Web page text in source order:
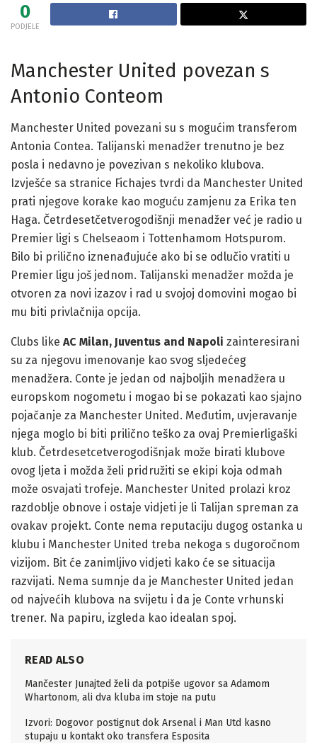
0
PODJELE
Manchester United povezan s
Antonio Conteom
Manchester United povezani su s mogućim transferom
Antonia Contea. Talijanski menadžer trenutno je bez
posla i nedavno je povezivan s nekoliko klubova.
Izvješće sa stranice Fichajes tvrdi da Manchester United
prati njegove korake kao moguću zamjenu za Erika ten
Haga. Četrdesetčetverogodišnji menadžer već je radio u
Premier ligi s Chelseaom i Tottenhamom Hotspurom.
Bilo bi prilično iznenađujuće ako bi se odlučio vratiti u
Premier ligu još jednom. Talijanski menadžer možda je
otvoren za novi izazov i rad u svojoj domovini mogao bi
mu biti privlačnija opcija.
Clubs like AC Milan, Juventus and Napoli zainteresirani
su za njegovu imenovanje kao svog sljedećeg
menadžera. Conte je jedan od najboljih menadžera u
europskom nogometu i mogao bi se pokazati kao sjajno
pojačanje za Manchester United. Međutim, uvjeravanje
njega moglo bi biti prilično teško za ovaj Premierligaški
klub. Četrdesetcetverogodišnjak može birati klubove
ovog ljeta i možda želi pridružiti se ekipi koja odmah
može osvajati trofeje. Manchester United prolazi kroz
razdoblje obnove i ostaje vidjeti je li Talijan spreman za
ovakav projekt. Conte nema reputaciju dugog ostanka u
klubu i Manchester United treba nekoga s dugoročnom
vizijom. Bit će zanimljivo vidjeti kako će se situacija
razvijati. Nema sumnje da je Manchester United jedan
od najvećih klubova na svijetu i da je Conte vrhunski
trener. Na papiru, izgleda kao idealan spoj.
READ ALSO
Mančester Junajted želi da potpiše ugovor sa Adamom
Whartonom, ali dva kluba im stoje na putu
Izvori: Dogovor postignut dok Arsenal i Man Utd kasno
stupaju u kontakt oko transfera Esposita